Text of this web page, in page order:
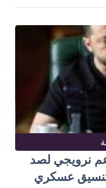
نرويجي لصد
وتنسيق عسكري